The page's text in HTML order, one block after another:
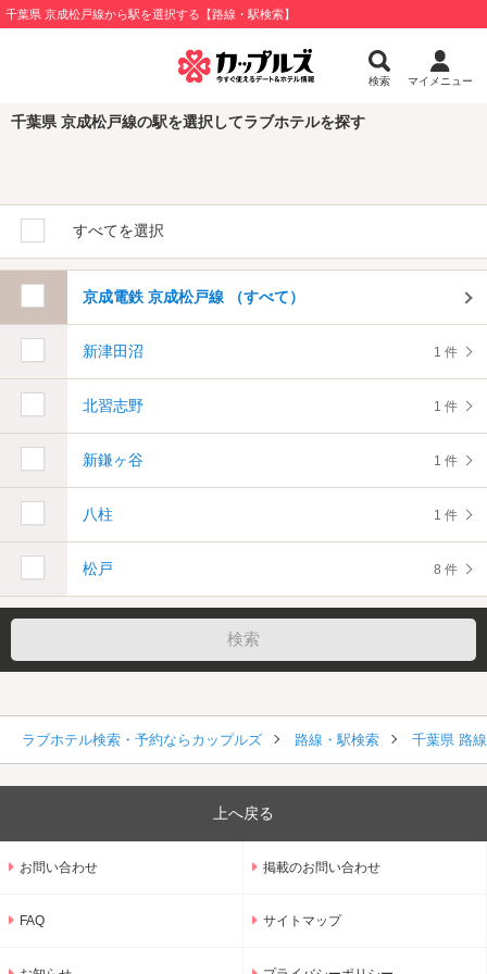
千葉県 京成松戸線から駅を選択する【路線・駅検索】
検索 マイメニュー
千葉県 京成松戸線の駅を選択してラブホテルを探す
すべてを選択
京成電鉄 京成松戸線 （すべて）
新津田沼 1 件
北習志野 1 件
新鎌ヶ谷 1 件
八柱 1 件
松戸 8 件
ラブホテル検索・予約ならカップルズ 路線・駅検索 千葉県 路
上へ戻る
お問い合わせ 掲載のお問い合わせ
FAQ サイトマップ